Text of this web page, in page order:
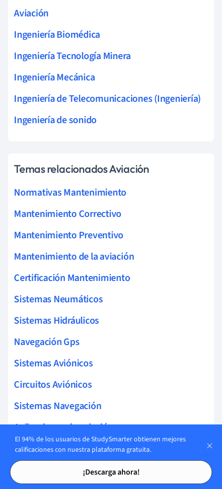
Tarjetas de estudio
Tarjetas de estudio
Aviación
Ingeniería Biomédica
Ingeniería Tecnología Minera
Ingeniería Mecánica
Ingeniería de Telecomunicaciones (Ingeniería)
Ingeniería de sonido
Temas relacionados Aviación
Normativas Mantenimiento
Mantenimiento Correctivo
Mantenimiento Preventivo
Mantenimiento de la aviación
Certificación Mantenimiento
Sistemas Neumáticos
Sistemas Hidráulicos
Navegación Gps
Sistemas Aviónicos
Circuitos Aviónicos
Sistemas Navegación
Aplicaciones de aviación
Ala Delta
Sistemas Control
El 94% de los usuarios de StudySmarter obtienen mejores
calificaciones con nuestra plataforma gratuita.
¡Descarga ahora!